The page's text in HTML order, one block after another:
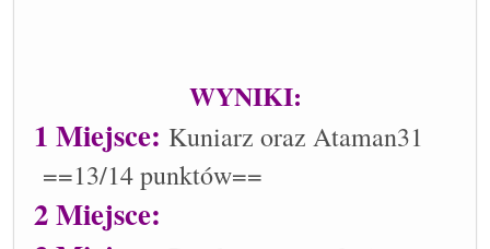
WYNIKI:
1 Miejsce: Kuniarz oraz Ataman31
==13/14 punktów==
2 Miejsce: